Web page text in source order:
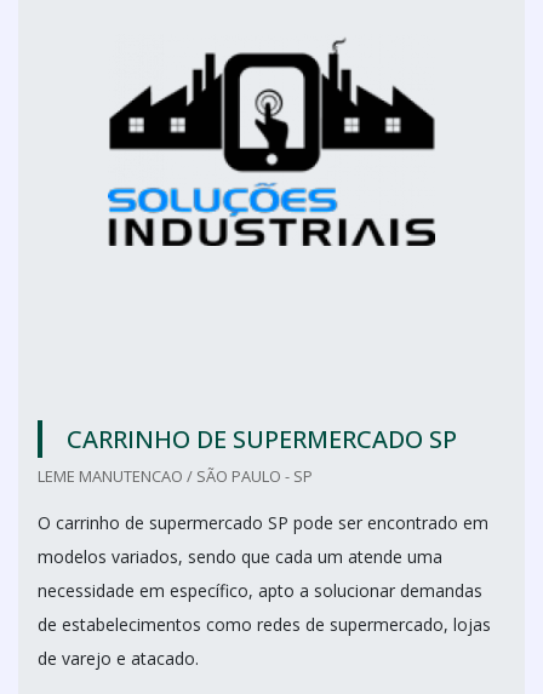
CARRINHO DE SUPERMERCADO SP
LEME MANUTENCAO / SÃO PAULO - SP
O carrinho de supermercado SP pode ser encontrado em
modelos variados, sendo que cada um atende uma
necessidade em específico, apto a solucionar demandas
de estabelecimentos como redes de supermercado, lojas
de varejo e atacado.